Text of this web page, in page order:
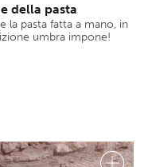
della pasta
la pasta fatta a mano, in
umbra impone!